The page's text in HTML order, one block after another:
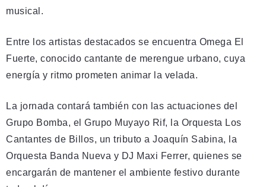
musical.
Entre los artistas destacados se encuentra Omega El
Fuerte, conocido cantante de merengue urbano, cuya
energía y ritmo prometen animar la velada.
La jornada contará también con las actuaciones del
Grupo Bomba, el Grupo Muyayo Rif, la Orquesta Los
Cantantes de Billos, un tributo a Joaquín Sabina, la
Orquesta Banda Nueva y DJ Maxi Ferrer, quienes se
encargarán de mantener el ambiente festivo durante